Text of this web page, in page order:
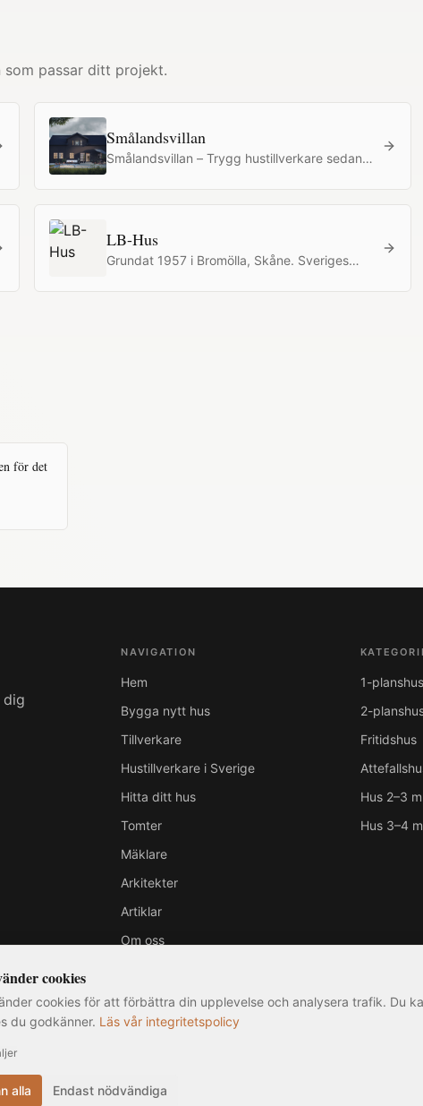
passar ditt projekt.
Smålandsvillan
Smålandsvillan – Trygg hustillverkare sedan
OBOS med totalentreprenad och fast pris.
LB-Hus
Grundat 1957 i Bromölla, Skåne. Sveriges
prefabricerade trähus. Mer än 47 000
för det
dig
NAVIGATION
Hem
Bygga nytt hus
Tillverkare
Hustillverkare i Sverige
Hitta ditt hus
Tomter
Mäklare
Arkitekter
Artiklar
Om oss
1-planshus
2-
Fritidshus
Hus 2–3
Hus 3–4
tillhör respektive ägare. MittNyaHus.se är en oberoende jämförelsetjänst
faktiska produkter. Informationen på webbplatsen är sammanställd från
©2026MittNyaHus.se — Alla rättigheter förbehållna
cookies
cookies för att förbättra din upplevelse och analysera trafik. Du
du godkänner. Läs vår integritetspolicy
alla Endast nödvändiga